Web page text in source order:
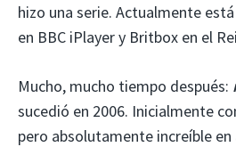
hizo una serie. Actualmente
en BBC iPlayer y Britbox en el
Mucho, mucho tiempo después:
sucedió en 2006. Inicialmente
pero absolutamente increíble en